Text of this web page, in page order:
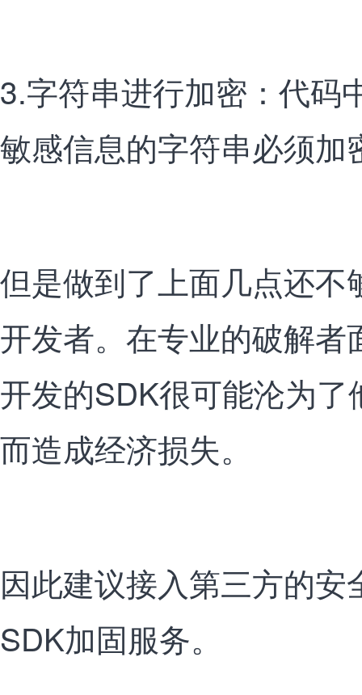
3.字符串进行加密：代码
敏感信息的字符串必须加
但是做到了上面几点还不
开发者。在专业的破解
开发的SDK很可能沦为
而造成经济损失。
因此建议接入第三方的
SDK加固服务。